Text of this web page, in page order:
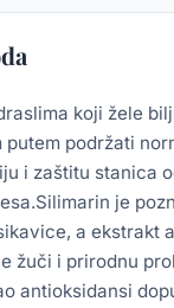
koji žele
podržati
i zaštitu stanica
je
a ekstrakt
žuči i prirodnu
antioksidansi